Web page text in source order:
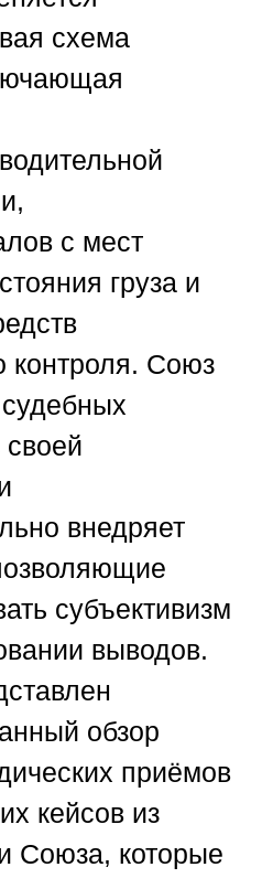
схема
с мест
груза и
контроля. Союз
своей
внедряет
субъективизм
выводов.
обзор
приёмов
кейсов из
Союза, которые